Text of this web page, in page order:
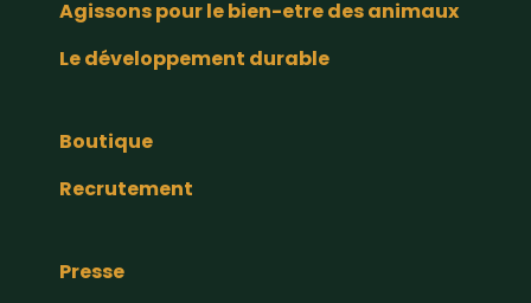
Agissons pour le bien-etre des animaux
Le développement durable
Boutique
Recrutement
Presse